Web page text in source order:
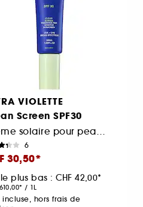
VIOLETTE
Screen SPF30
Crème solaire pour peaux sensibles
6
30,50
le plus bas : CHF 42,00
/ 1L
incluse, hors frais de